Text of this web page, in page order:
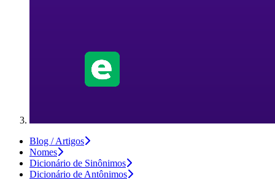
Blog / Artigos
Nomes
Dicionário de Sinônimos
Dicionário de Antônimos